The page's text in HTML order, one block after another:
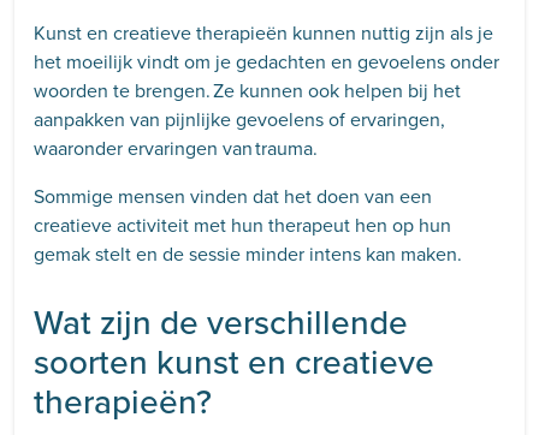
Kunst en creatieve therapieën kunnen nuttig zijn als je
het moeilijk vindt om je gedachten en gevoelens onder
woorden te brengen. Ze kunnen ook helpen bij het
aanpakken van pijnlijke gevoelens of ervaringen,
waaronder ervaringen van trauma.
Sommige mensen vinden dat het doen van een
creatieve activiteit met hun therapeut hen op hun
gemak stelt en de sessie minder intens kan maken.
Wat zijn de verschillende
soorten kunst en creatieve
therapieën?